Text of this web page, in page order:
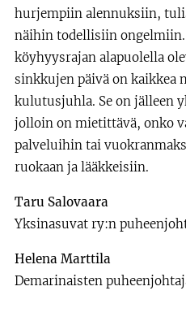
hurjempiin alennuksiin,
näihin todellisiin
köyhyysrajan alapuolella
sinkkujen päivä on kaikkea
kulutusjuhla. Se on jälleen
jolloin on mietittävä, onko
palveluihin tai
ruokaan ja lääkkeisiin.
Taru Salovaara
Yksinasuvat ry:n
Helena Marttila
Demarinaisten